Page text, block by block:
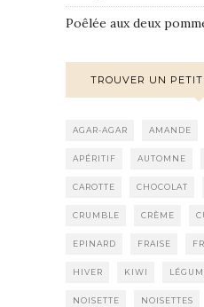
Poêlée aux deux
TROUVER UN
AGAR-AGAR AMANDE
APÉRITIF AUTOMNE
CAROTTE CHOCOLAT
CRUMBLE CRÈME
EPINARD FRAISE
HIVER KIWI
NOISETTE NOISETTES